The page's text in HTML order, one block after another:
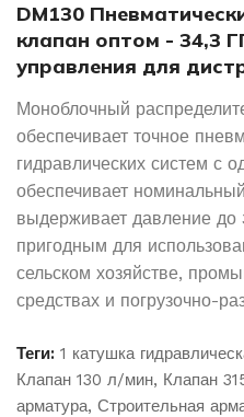
DM130
клапан оптом - 34,3
управления для
Моноблочный
обеспечивает точное
гидравлических систем с
обеспечивает
выдерживает давление до
пригодным для
сельском хозяйстве,
средствах и погрузочно-
Теги: 1 катушка
Клапан 130 л/мин, Клапан
арматура, Строительная